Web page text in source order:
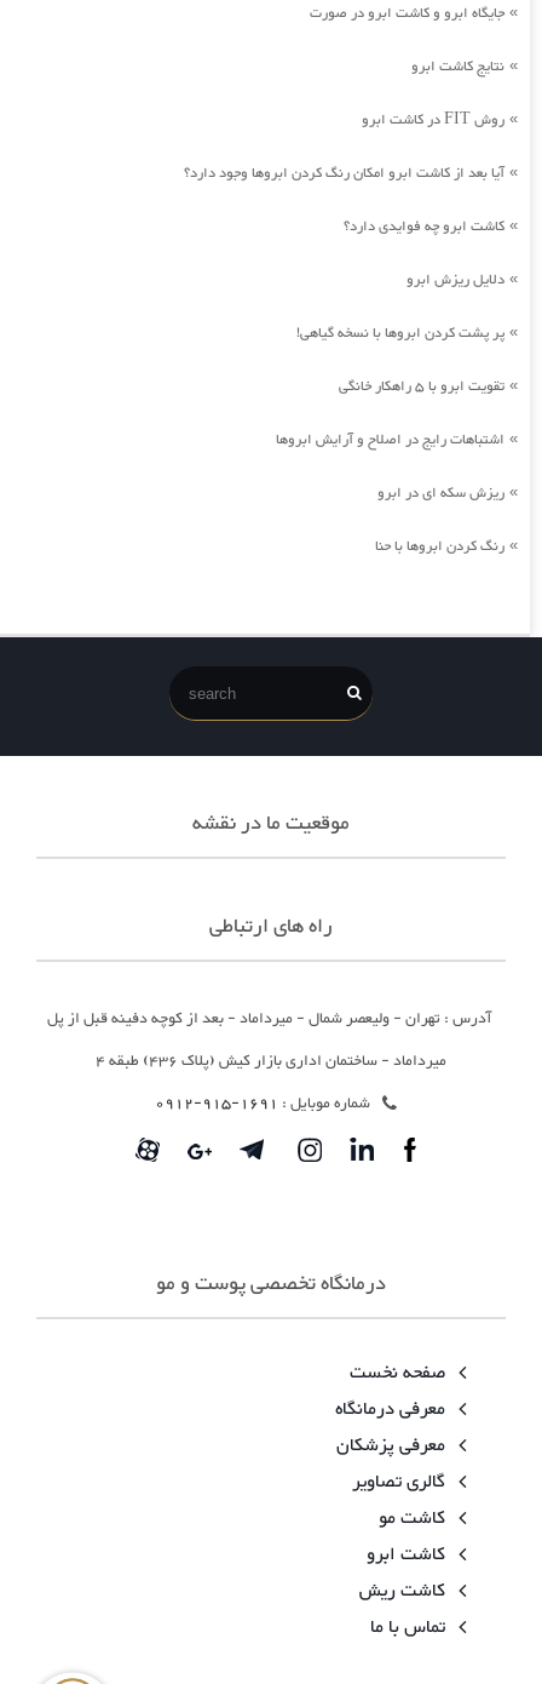
» جایگاه ابرو و کاشت ابرو در صورت
» نتایج کاشت ابرو
» روش FIT در کاشت ابرو
»آیا بعد از کاشت ابرو امکان رنگ کردن ابروها وجود دارد؟
» کاشت ابرو چه فوایدی دارد؟
» دلایل ریزش ابرو
» پر پشت کردن ابروها با نسخه گیاهی!
» تقویت ابرو با 5 راهکار خانگی
» اشتباهات رایج در اصلاح و آرایش ابروها
» ریزش سکه ای در ابرو
» رنگ کردن ابروها با حنا
موقعیت ما در نقشه
راه های ارتباطی
آدرس : تهران - ولیعصر شمال - میرداماد - بعد از کوچه دفینه قبل از پل
میرداماد - ساختمان اداری بازار کیش (پلاک 436) طبقه 4
شماره موبایل : 1691-915-0912
درمانگاه تخصصی پوست و مو
صفحه نخست
معرفی درمانگاه
معرفی پزشکان
گالری تصاویر
کاشت مو
کاشت ابرو
کاشت ریش
تماس با ما